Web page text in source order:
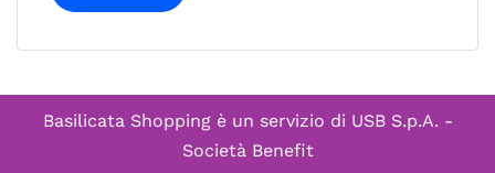
Basilicata Shopping è un servizio di USB S.p.A. -
Società Benefit